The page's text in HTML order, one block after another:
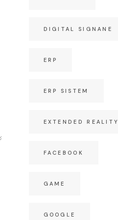
DIGITAL SIGNANE
ERP
ERP SISTEM
EXTENDED REALITY
FACEBOOK
GAME
GOOGLE